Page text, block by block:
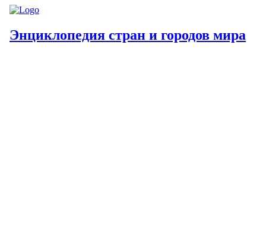
Энциклопедия стран и городов мира